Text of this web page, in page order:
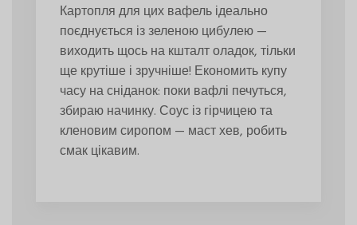
Картопля для цих вафель ідеально
поєднується із зеленою цибулею —
виходить щось на кшталт оладок, тільки
ще крутіше і зручніше! Економить купу
часу на сніданок: поки вафлі печуться,
збираю начинку. Соус із гірчицею та
кленовим сиропом — маст хев, робить
смак цікавим.